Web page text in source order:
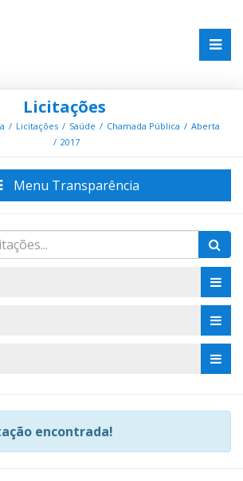
Licitações
Licitações Saúde Chamada Pública
Aberta
2017
Menu Transparência
encontrada!